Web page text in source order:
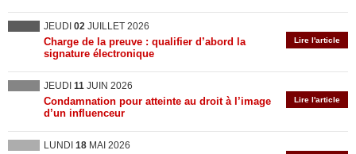
JEUDI 02 JUILLET 2026
Lire l'article
Charge de la preuve : qualifier d’abord la
signature électronique
JEUDI 11 JUIN 2026
Lire l'article
Condamnation pour atteinte au droit à l’image
d’un influenceur
LUNDI 18 MAI 2026